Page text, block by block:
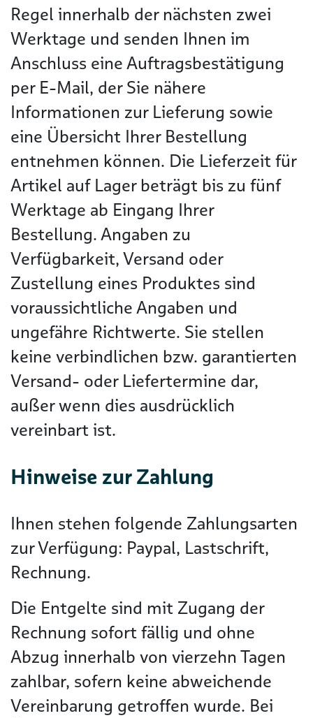
Regel innerhalb der nächsten zwei
Werktage und senden Ihnen im
Anschluss eine Auftragsbestätigung
per E-Mail, der Sie nähere
Informationen zur Lieferung sowie
eine Übersicht Ihrer Bestellung
entnehmen können. Die Lieferzeit für
Artikel auf Lager beträgt bis zu fünf
Werktage ab Eingang Ihrer
Bestellung. Angaben zu
Verfügbarkeit, Versand oder
Zustellung eines Produktes sind
voraussichtliche Angaben und
ungefähre Richtwerte. Sie stellen
keine verbindlichen bzw. garantierten
Versand- oder Liefertermine dar,
außer wenn dies ausdrücklich
vereinbart ist.
Hinweise zur Zahlung
Ihnen stehen folgende Zahlungsarten
zur Verfügung: Paypal, Lastschrift,
Rechnung.
Die Entgelte sind mit Zugang der
Rechnung sofort fällig und ohne
Abzug innerhalb von vierzehn Tagen
zahlbar, sofern keine abweichende
Vereinbarung getroffen wurde. Bei